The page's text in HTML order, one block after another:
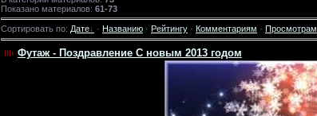
Показано материалов: 61-73
Сортировать по: Дате · Названию · Рейтингу · Комментариям · Просмотрам
Футаж - Поздравление С новым 2013 годом